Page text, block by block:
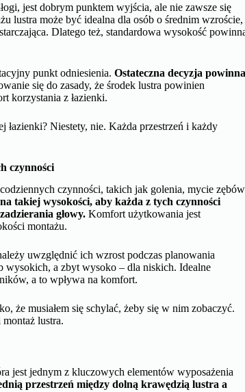
jest dobrym punktem wyjścia, ale nie zawsze się
lustra może być idealna dla osób o średnim wzroście,
Dlatego też, standardowa wysokość
punkt odniesienia.Ostateczna decyzja
się do zasady, że środek lustra powinien
korzystania z łazienki.
łazienki? Niestety, nie. Każda przestrzeń i każdy
czynności
czynności, takich jak golenia, mycie zębów
takiej wysokości, aby każda z tych czynności
głowy. Komfort użytkowania jest
montażu.
uwzględnić ich wzrost podczas planowania
wysokich, a zbyt wysoko – dla niskich. Idealne
a to wpływa na komfort.
że musiałem się schylać, żeby się w nim zobaczyć.
lustra.
jest jednym z kluczowych elementów wyposażenia
przestrzeń między dolną krawędzią lustra a